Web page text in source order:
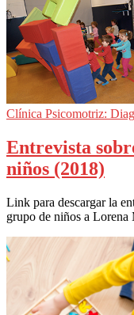
Clínica Psicomotriz:
Entrevista
niños (2018)
Link para descargar la
grupo de niños a Lorena